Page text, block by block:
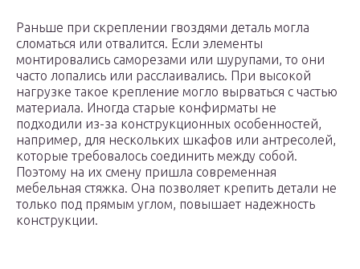
Раньше при скреплении гвоздями деталь могла
сломаться или отвалится. Если элементы
монтировались саморезами или шурупами, то они
часто лопались или расслаивались. При высокой
нагрузке такое крепление могло вырваться с частью
материала. Иногда старые конфирматы не
подходили из-за конструкционных особенностей,
например, для нескольких шкафов или антресолей,
которые требовалось соединить между собой.
Поэтому на их смену пришла современная
мебельная стяжка. Она позволяет крепить детали не
только под прямым углом, повышает надежность
конструкции.